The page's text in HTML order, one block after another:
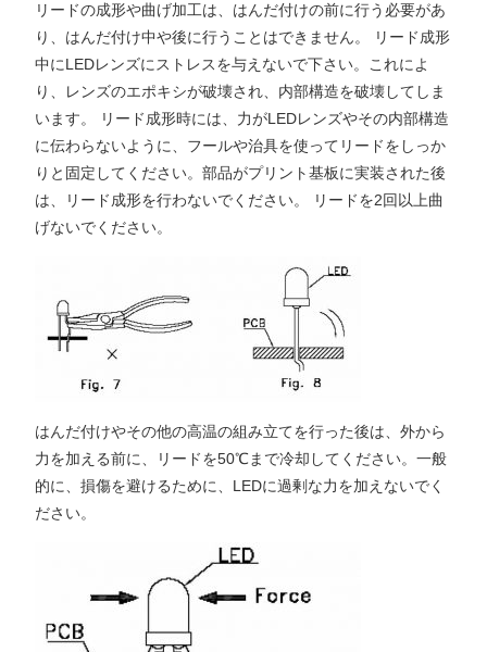
リードの成形や曲げ加工は、はんだ付けの前に行う必要があ
り、はんだ付け中や後に行うことはできません。 リード成形
中にLEDレンズにストレスを与えないで下さい。これによ
り、レンズのエポキシが破壊され、内部構造を破壊してしま
います。 リード成形時には、力がLEDレンズやその内部構造
に伝わらないように、フールや治具を使ってリードをしっか
りと固定してください。部品がプリント基板に実装された後
は、リード成形を行わないでください。 リードを2回以上曲
げないでください。
はんだ付けやその他の高温の組み立てを行った後は、外から
力を加える前に、リードを50℃まで冷却してください。一般
的に、損傷を避けるために、LEDに過剰な力を加えないでく
ださい。